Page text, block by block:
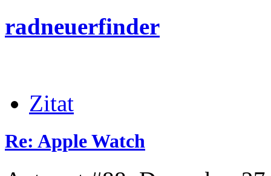
radneuerfinder
Zitat
Re: Apple Watch